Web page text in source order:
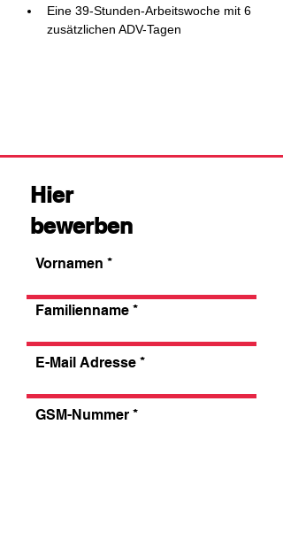
Eine 39-Stunden-Arbeitswoche mit 6
zusätzlichen ADV-Tagen
Hier
bewerben
Vornamen
Familienname
E-Mail Adresse
GSM-Nummer